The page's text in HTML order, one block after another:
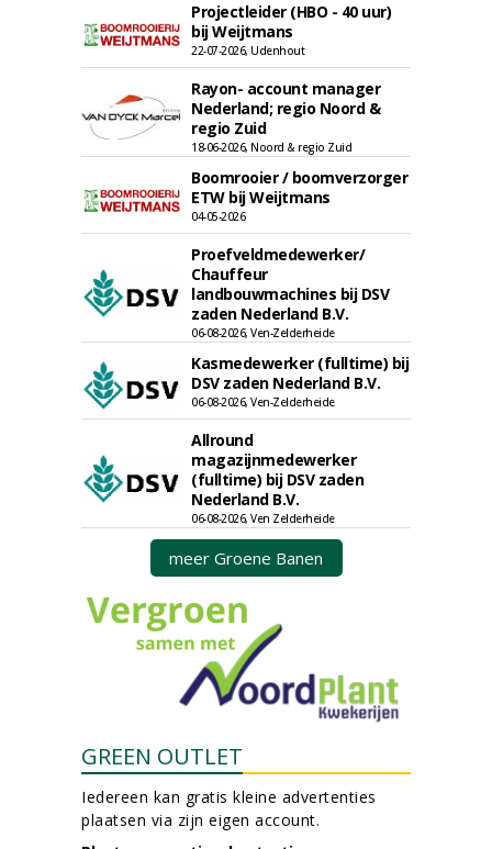
Projectleider (HBO - 40 uur)
bij Weijtmans
22-07-2026, Udenhout
Rayon- account manager
Nederland; regio Noord &
regio Zuid
18-06-2026, Noord & regio Zuid
Boomrooier / boomverzorger
ETW bij Weijtmans
04-05-2026
Proefveldmedewerker/
Chauffeur
landbouwmachines bij DSV
zaden Nederland B.V.
06-08-2026, Ven-Zelderheide
Kasmedewerker (fulltime) bij
DSV zaden Nederland B.V.
06-08-2026, Ven-Zelderheide
Allround
magazijnmedewerker
(fulltime) bij DSV zaden
Nederland B.V.
06-08-2026, Ven Zelderheide
meer Groene Banen
GREEN OUTLET
Iedereen kan gratis kleine advertenties
plaatsen via zijn eigen account.